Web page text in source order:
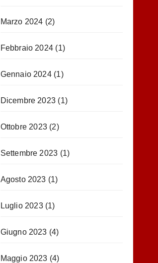
Marzo 2024 (2)
Febbraio 2024 (1)
Gennaio 2024(1)
Dicembre 2023 (1)
Ottobre 2023(2)
Settembre 2023 (1)
Agosto 2023 (1)
Luglio 2023(1)
Giugno 2023 (4)
Maggio 2023 (4)